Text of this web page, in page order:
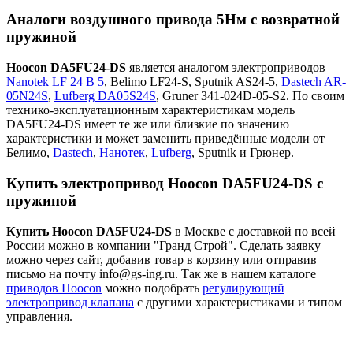
Аналоги воздушного привода 5Нм с возвратной
пружиной
Hoocon DA5FU24-DS является аналогом электроприводов
Nanotek LF 24 B 5, Belimo LF24-S, Sputnik AS24-5, Dastech AR-
05N24S, Lufberg DA05S24S, Gruner 341-024D-05-S2. По своим
технико-эксплуатационным характеристикам модель
DA5FU24-DS имеет те же или близкие по значению
характеристики и может заменить приведённые модели от
Белимо, Dastech, Нанотек, Lufberg, Sputnik и Грюнер.
Купить электропривод Hoocon DA5FU24-DS с
пружиной
Купить Hoocon DA5FU24-DS в Москве с доставкой по всей
России можно в компании "Гранд Строй". Сделать заявку
можно через сайт, добавив товар в корзину или отправив
письмо на почту info@gs-ing.ru. Так же в нашем каталоге
приводов Hoocon можно подобрать регулирующий
электропривод клапана с другими характеристиками и типом
управления.